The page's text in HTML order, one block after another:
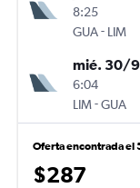
8:25
GUA- LIM
mié. 30/9
6:04
LIM-GUA
Oferta encontrada el
$287